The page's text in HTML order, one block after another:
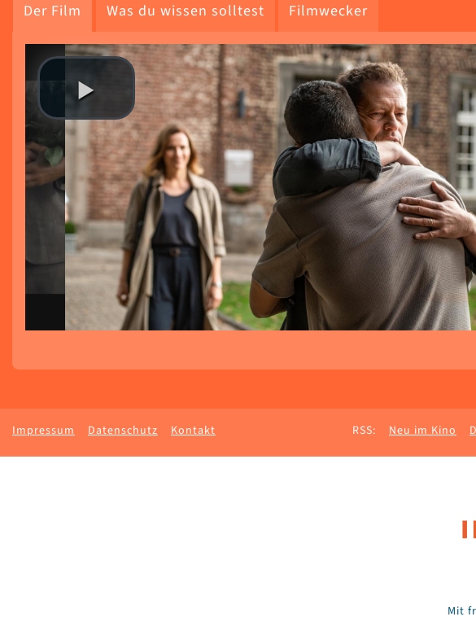
Der Film Was du wissen solltest Filmwecker
Impressum Datenschutz Kontakt RSS: Neu im Kino
Mit